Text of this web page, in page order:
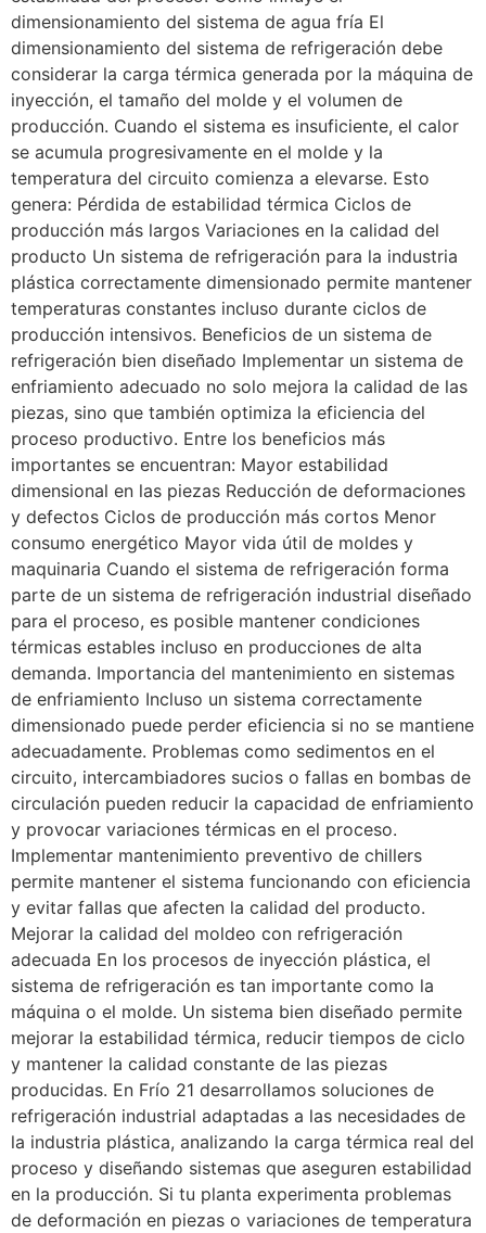
dimensionamiento del sistema de agua fría El
dimensionamiento del sistema de refrigeración debe
considerar la carga térmica generada por la máquina de
inyección, el tamaño del molde y el volumen de
producción. Cuando el sistema es insuficiente, el calor
se acumula progresivamente en el molde y la
temperatura del circuito comienza a elevarse. Esto
genera: Pérdida de estabilidad térmica Ciclos de
producción más largos Variaciones en la calidad del
producto Un sistema de refrigeración para la industria
plástica correctamente dimensionado permite mantener
temperaturas constantes incluso durante ciclos de
producción intensivos. Beneficios de un sistema de
refrigeración bien diseñado Implementar un sistema de
enfriamiento adecuado no solo mejora la calidad de las
piezas, sino que también optimiza la eficiencia del
proceso productivo. Entre los beneficios más
importantes se encuentran: Mayor estabilidad
dimensional en las piezas Reducción de deformaciones
y defectos Ciclos de producción más cortos Menor
consumo energético Mayor vida útil de moldes y
maquinaria Cuando el sistema de refrigeración forma
parte de un sistema de refrigeración industrial diseñado
para el proceso, es posible mantener condiciones
térmicas estables incluso en producciones de alta
demanda. Importancia del mantenimiento en sistemas
de enfriamiento Incluso un sistema correctamente
dimensionado puede perder eficiencia si no se mantiene
adecuadamente. Problemas como sedimentos en el
circuito, intercambiadores sucios o fallas en bombas de
circulación pueden reducir la capacidad de enfriamiento
y provocar variaciones térmicas en el proceso.
Implementar mantenimiento preventivo de chillers
permite mantener el sistema funcionando con eficiencia
y evitar fallas que afecten la calidad del producto.
Mejorar la calidad del moldeo con refrigeración
adecuada En los procesos de inyección plástica, el
sistema de refrigeración es tan importante como la
máquina o el molde. Un sistema bien diseñado permite
mejorar la estabilidad térmica, reducir tiempos de ciclo
y mantener la calidad constante de las piezas
producidas. En Frío 21 desarrollamos soluciones de
refrigeración industrial adaptadas a las necesidades de
la industria plástica, analizando la carga térmica real del
proceso y diseñando sistemas que aseguren estabilidad
en la producción. Si tu planta experimenta problemas
de deformación en piezas o variaciones de temperatura